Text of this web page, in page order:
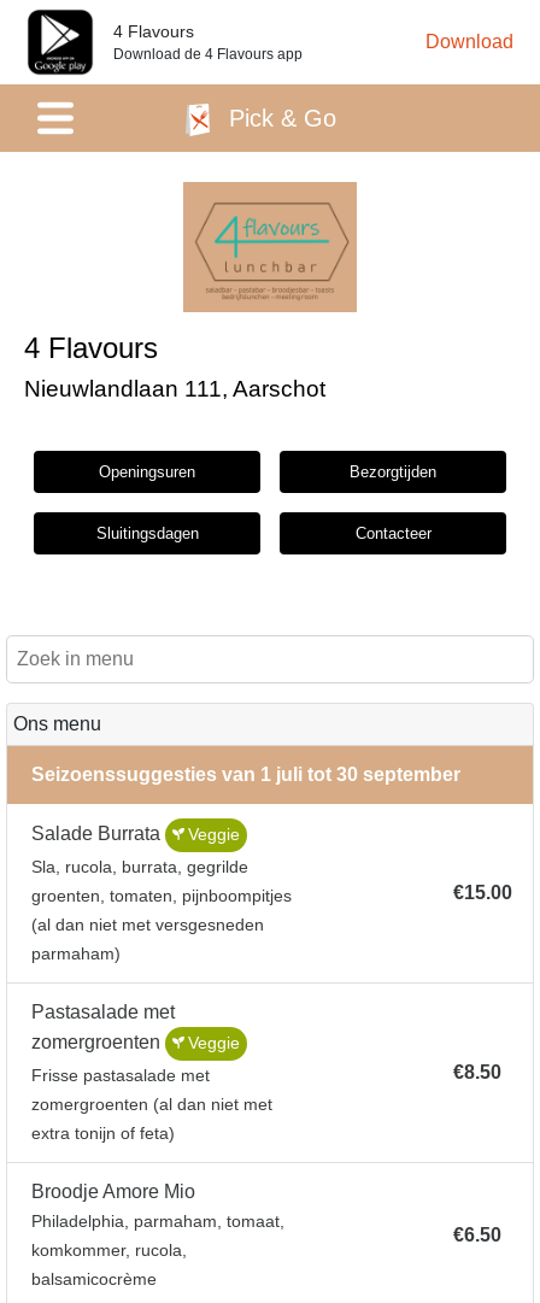
4 Flavours
Download de 4 Flavours app
Download
Pick & Go
4 Flavours
Nieuwlandlaan 111, Aarschot
Openingsuren Bezorgtijden
Sluitingsdagen Contacteer
Ons menu
Seizoenssuggesties van 1 juli tot 30 september
Salade Burrata Veggie
Sla, rucola, burrata, gegrilde
groenten, tomaten, pijnboompitjes
(al dan niet met versgesneden
parmaham)
€15.00
Pastasalade met
zomergroenten
Veggie
Frisse pastasalade met
zomergroenten (al dan niet met
extra tonijn of feta)
€8.50
Broodje Amore Mio
Philadelphia, parmaham, tomaat,
komkommer, rucola,
balsamicocrème
€6.50